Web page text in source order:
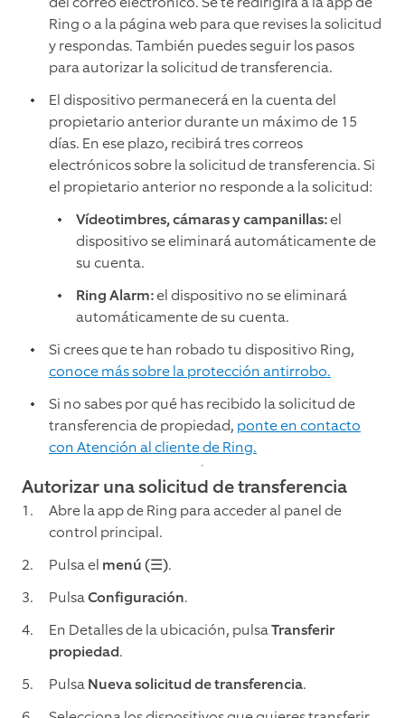
Ring o a la página web para que revises la solicitud
y respondas. También puedes seguir los pasos
para autorizar la solicitud de transferencia.
El dispositivo permanecerá en la cuenta del
propietario anterior durante un máximo de 15
días. En ese plazo, recibirá tres correos
electrónicos sobre la solicitud de transferencia. Si
el propietario anterior no responde a la solicitud:
Vídeotimbres, cámaras y campanillas:el
dispositivo se eliminará automáticamente de
su cuenta.
Ring Alarm:el dispositivo no se eliminará
automáticamente de su cuenta.
Si crees que te han robado tu dispositivo Ring,
conoce más sobre la protección antirrobo.
Si no sabes por qué has recibido la solicitud de
transferencia de propiedad, ponte en contacto
con Atención al cliente de Ring.
Autorizar una solicitud de transferencia
Abre la app de Ring para acceder al panel de
control principal.
Pulsa el menú (☰).
PulsaConfiguración.
En Detalles de la ubicación, pulsaTransferir
propiedad.
PulsaNueva solicitud de transferencia.